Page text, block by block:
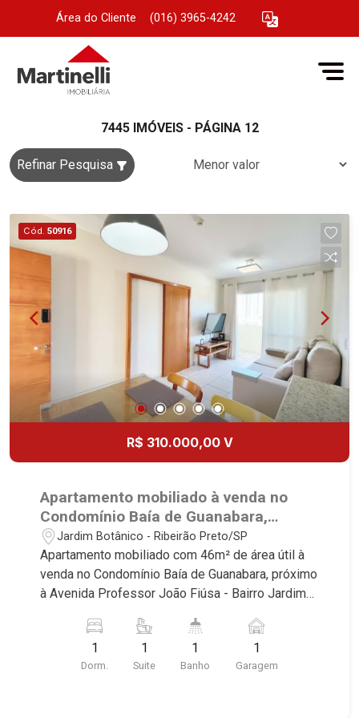
Área do Cliente (016) 3965-4242
7445 IMÓVEIS - PÁGINA 12
Refinar Pesquisa
Cód. 50916
R$ 310.000,00 V
Apartamento mobiliado à venda no
Condomínio Baía de Guanabara,
próximo à Avenida Professor João
Fiúsa - Ribeirão Preto/SP.
Jardim Botânico - Ribeirão Preto/SP
Apartamento mobiliado com 46m² de área útil à
venda no Condomínio Baía de Guanabara, próximo
à Avenida Professor João Fiúsa - Bairro Jardim
características deste imóvel que a Martinelli
Imobiliária selecionou para você: - 46m² de área
útil - 1 suíte com armários e ar-condicionado -
1
Dorm.
1
Suite
1
Banho
1
Garagem